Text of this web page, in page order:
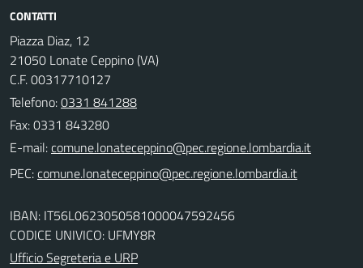
CONTATTI
Piazza Diaz, 12
21050 Lonate Ceppino (VA)
C.F. 00317710127
Telefono:0331 841288
Fax: 0331 843280
E-mail:
PEC:
IBAN: IT56L0623050581000047592456
CODICE UNIVICO: UFMY8R
Ufficio Segreteria e URP